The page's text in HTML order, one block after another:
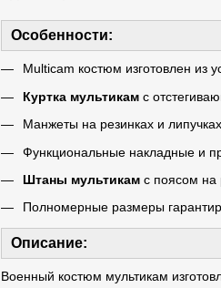
Особенности:
Multicam костюм изготовлен из
Куртка мультикамс
Манжеты на резинках и липучках
Функциональные накладные и
Штаны мультикамс поясом на
Полномерные размеры
Описание:
Военный костюм мультикам